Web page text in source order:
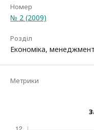
Номер
№ 2 (2009)
Розділ
Економіка,
Метрики